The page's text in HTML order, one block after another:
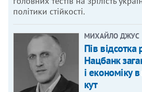
політики стійкості.
МИХАЙЛО ДЖУС
Пів відсотка
Нацбанк
і економіку
кут